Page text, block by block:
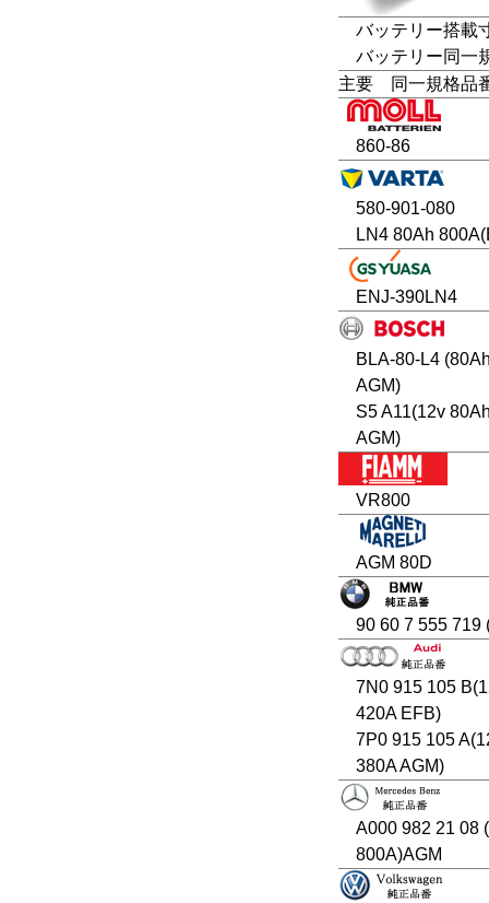
バッテリー搭載
バッテリー同一
主要 同一規格品
860-86
580-901-080
LN4 80Ah
ENJ-390LN4
BLA-80-L4
AGM)
S5 A11(12v
AGM)
VR800
AGM 80D
90 60 7 555 719
7N0 915 105
420A EFB)
7P0 915 105
380A AGM)
A000 982 21 08
800A)AGM